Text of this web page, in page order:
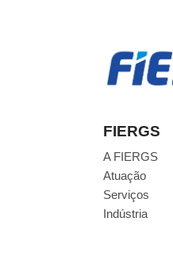
FIERGS
A FIERGS
Atuação
Serviços
Indústria